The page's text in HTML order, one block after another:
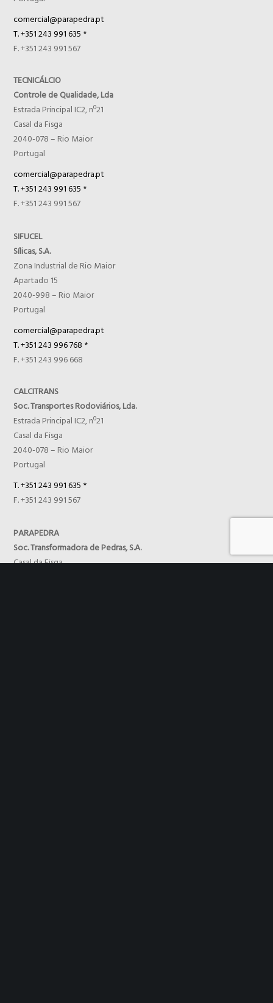
comercial@parapedra.pt
T. +351 243 991 635 *
F. +351 243 991 567
TECNICÁLCIO
Controle de Qualidade, Lda
Estrada Principal IC2, nº21
Casal da Fisga
2040-078 – Rio Maior
Portugal
comercial@parapedra.pt
T. +351 243 991 635 *
F. +351 243 991 567
SIFUCEL
Sílicas, S.A.
Zona Industrial de Rio Maior
Apartado 15
2040-998 – Rio Maior
Portugal
comercial@parapedra.pt
T. +351 243 996 768 *
F. +351 243 996 668
CALCITRANS
Soc. Transportes Rodoviários, Lda.
Estrada Principal IC2, nº21
Casal da Fisga
2040-078 – Rio Maior
Portugal
T. +351 243 991 635 *
F. +351 243 991 567
PARAPEDRA
Soc. Transformadora de Pedras, S.A.
Casal da Fisga